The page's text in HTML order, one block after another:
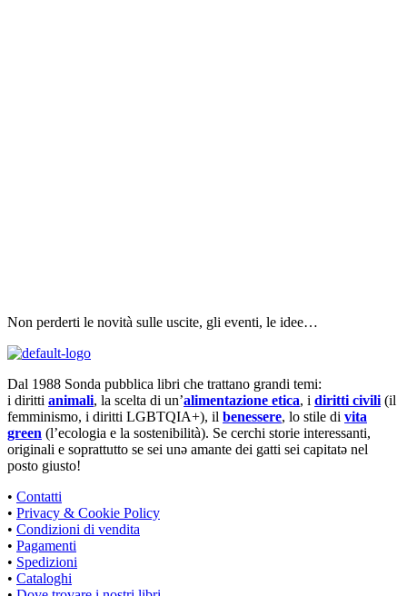
Non perderti le novità sulle uscite, gli eventi, le idee…
Dal 1988 Sonda pubblica libri che trattano grandi temi:
i diritti animali, la scelta di un’alimentazione etica, i diritti civili (il
femminismo, i diritti LGBTQIA+), il benessere, lo stile di vita
green (l’ecologia e la sostenibilità). Se cerchi storie interessanti,
originali e soprattutto se sei unə amante dei gatti sei capitatə nel
posto giusto!
• Contatti
• Privacy & Cookie Policy
• Condizioni di vendita
• Pagamenti
• Spedizioni
• Cataloghi